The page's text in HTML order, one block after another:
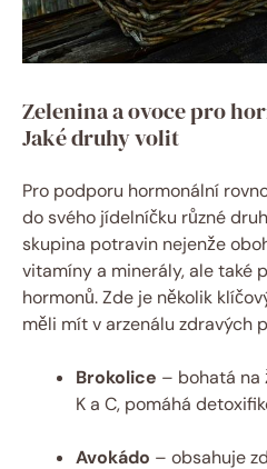
Zelenina a ovoce pro
Jaké druhy volit
Pro podporu hormonální
do svého jídelníčku různé
skupina potravin nejenže
vitamíny a minerály, ale také
hormonů. Zde je několik
měli mít v arzenálu zdravých
Brokolice – bohatá na
K a C, pomáhá
Avokádo – obsahuje